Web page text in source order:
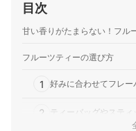
目次
甘い香りがたまらない！フル
フルーツティーの選び方
1 好みに合わせてフレー
2 ティーバッグやステ